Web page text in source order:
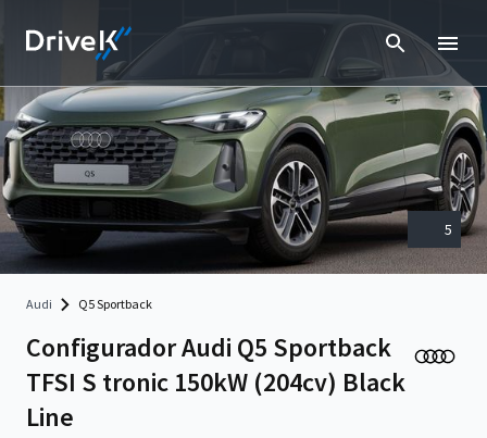
5
Audi Q5 Sportback
Configurador Audi Q5 Sportback
TFSI S tronic 150kW (204cv) Black
Line